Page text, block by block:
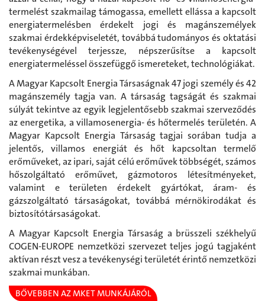
termelést szakmailag támogassa, emellett ellássa a kapcsolt
energiatermelésben érdekelt jogi és magánszemélyek
szakmai érdekképviseletét, továbbá tudományos és oktatási
tevékenységével terjessze, népszerűsítse a kapcsolt
energiatermeléssel összefüggő ismereteket, technológiákat.
A Magyar Kapcsolt Energia Társaságnak 47 jogi személy és 42
magánszemély tagja van. A társaság tagságát és szakmai
súlyát tekintve az egyik legjelentősebb szakmai szerveződés
az energetika, a villamosenergia- és hőtermelés területén. A
Magyar Kapcsolt Energia Társaság tagjai sorában tudja a
jelentős, villamos energiát és hőt kapcsoltan termelő
erőműveket, az ipari, saját célú erőművek többségét, számos
hőszolgáltató erőművet, gázmotoros létesítményeket,
valamint e területen érdekelt gyártókat, áram- és
gázszolgáltató társaságokat, továbbá mérnökirodákat és
biztosítótársaságokat.
A Magyar Kapcsolt Energia Társaság a brüsszeli székhelyű
COGEN-EUROPE nemzetközi szervezet teljes jogú tagjaként
aktívan részt vesz a tevékenységi területét érintő nemzetközi
szakmai munkában.
BŐVEBBEN AZ MKET MUNKÁJÁRÓL